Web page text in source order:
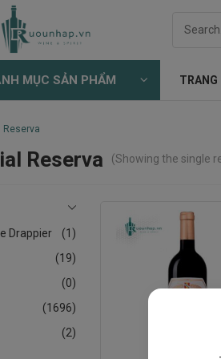
MỤC SẢN PHẨM TRANG
Reserva
Reserva (Showing the single
Drappier
(1)
(19)
(0)
(1696)
(2)